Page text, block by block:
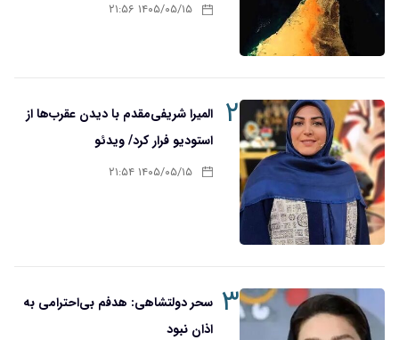
۱۴۰۵/۰۵/۱۵ ۲۱:۵۶
۲
المیرا شریفی‌مقدم با دیدن عقرب‌ها از
استودیو فرار کرد/ ویدئو
۱۴۰۵/۰۵/۱۵ ۲۱:۵۴
۳ سحر دولتشاهی: هدفم بی‌احترامی به
اذان نبود